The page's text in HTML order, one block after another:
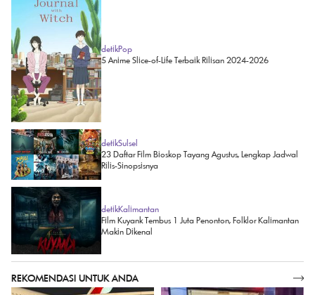
detikPop
5 Anime Slice-of-Life Terbaik Rilisan 2024-2026
detikSulsel
23 Daftar Film Bioskop Tayang Agustus, Lengkap Jadwal
Rilis-Sinopsisnya
detikKalimantan
Film Kuyank Tembus 1 Juta Penonton, Folklor Kalimantan
Makin Dikenal
REKOMENDASI UNTUK ANDA